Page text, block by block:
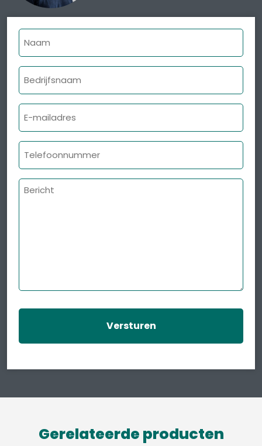
Naam
Bedrijfsnaam
E-
mailadres
Telefoonnummer
Bericht
Gerelateerde producten